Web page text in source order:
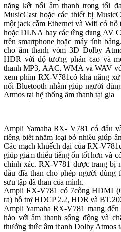
năng kết nối âm thanh trong tối
MusicCast hoặc các thiết bị
một jack cắm Ethernet và Wifi có
hoặc DLNA hay các ứng dụng AV
trên smartphone hoặc máy tính
cho âm thanh vòm 3D Dolby
HDR với độ tương phản cao và
thanh MP3, AAC, WMA và WAV
xem phim RX-V781có khả năng
nối Bluetooth nhằm giúp người
Atmos tại hệ thống âm thanh tại gia
Ampli Yamaha RX- V781 có đầu
riêng biệt nhằm loại bỏ nhiễu giúp
Các mạch khuếch đại của RX-
giúp giảm thiểu tiếng ổn tốt hơn và
chính xác. RX-V781 được trang bị
đầu đĩa than cho phép người dùng
sưu tập đã than của mình.
Ampli RX-V781 có 7cổng HDMI
ra) hỗ trợ HDCP 2.2, HDR và
Ampli Yamaha RX-V781 mang đến
hảo với âm thanh sống động và
thưởng thức âm thanh Dolby Atmos